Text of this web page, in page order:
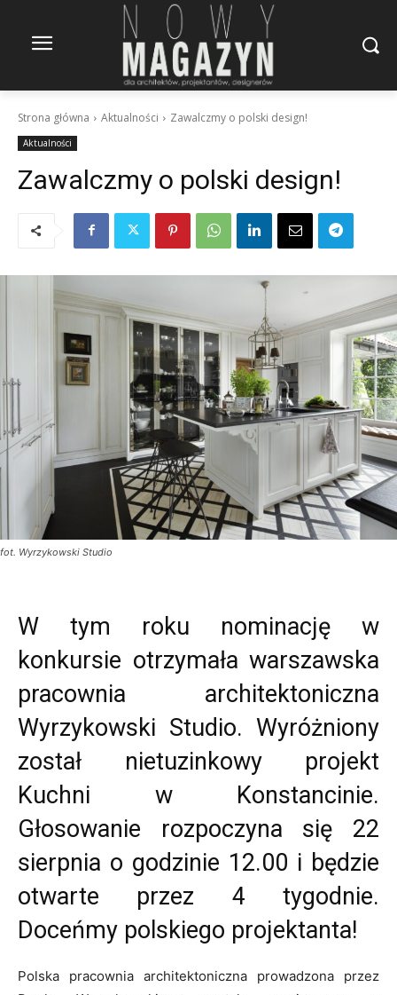
Strona główna Aktualności Zawalczmy o polski design!
Aktualności
Zawalczmy o polski design!
fot. Wyrzykowski Studio
W tym roku nominację w
konkursie otrzymała warszawska
pracownia architektoniczna
Wyrzykowski Studio. Wyróżniony
został nietuzinkowy projekt
Kuchni w Konstancinie.
Głosowanie rozpoczyna się 22
sierpnia o godzinie 12.00 i będzie
otwarte przez 4 tygodnie.
Doceńmy polskiego projektanta!
Polska pracownia architektoniczna prowadzona przez